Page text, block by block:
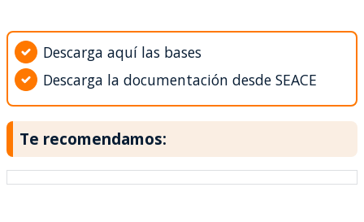
Descarga aquí las bases
Descarga la documentación desde SEACE
Te recomendamos: